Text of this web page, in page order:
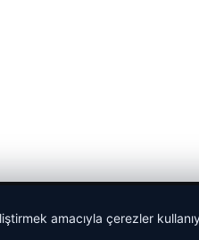
amacıyla çerezler